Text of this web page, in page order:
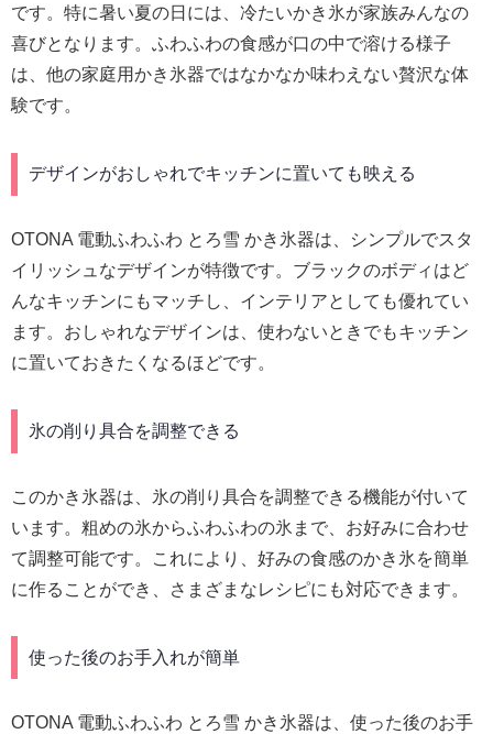
です。特に暑い夏の日には、冷たいかき氷が家族みんなの
喜びとなります。ふわふわの食感が口の中で溶ける様子
は、他の家庭用かき氷器ではなかなか味わえない贅沢な体
験です。
デザインがおしゃれでキッチンに置いても映える
OTONA 電動ふわふわ とろ雪 かき氷器は、シンプルでスタ
イリッシュなデザインが特徴です。ブラックのボディはど
んなキッチンにもマッチし、インテリアとしても優れてい
ます。おしゃれなデザインは、使わないときでもキッチン
に置いておきたくなるほどです。
氷の削り具合を調整できる
このかき氷器は、氷の削り具合を調整できる機能が付いて
います。粗めの氷からふわふわの氷まで、お好みに合わせ
て調整可能です。これにより、好みの食感のかき氷を簡単
に作ることができ、さまざまなレシピにも対応できます。
使った後のお手入れが簡単
OTONA 電動ふわふわ とろ雪 かき氷器は、使った後のお手